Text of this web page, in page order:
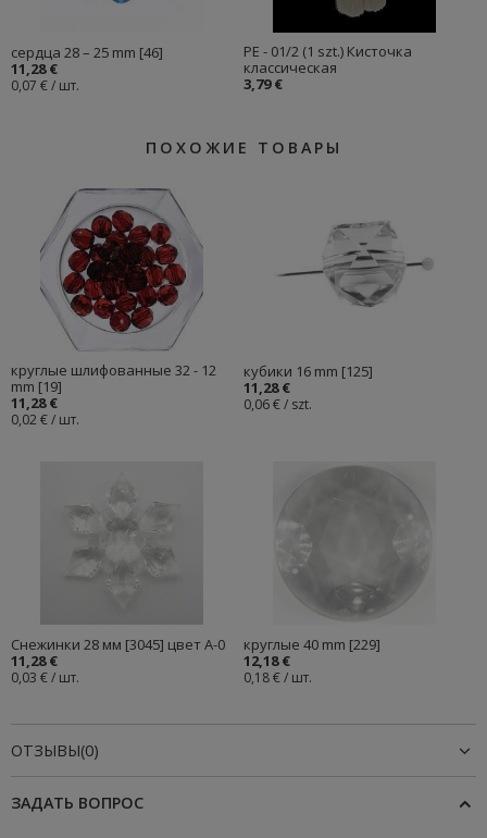
сердца 28 – 25 mm [46]
11,28 €
0,07 € / шт.
PE - 01/2 (1 szt.) Кисточка
классическая
3,79 €
ПОХОЖИЕ ТОВАРЫ
круглые шлифованные 32 - 12
mm [19]
11,28 €
0,02 € / шт.
кубики 16 mm [125]
11,28 €
0,06 € / szt.
Cнежинки 28 мм [3045] цвет А-0
11,28 €
0,03 € / шт.
круглые 40 mm [229]
12,18 €
0,18 € / шт.
ОТЗЫВЫ(0)
ЗАДАТЬ ВОПРОС